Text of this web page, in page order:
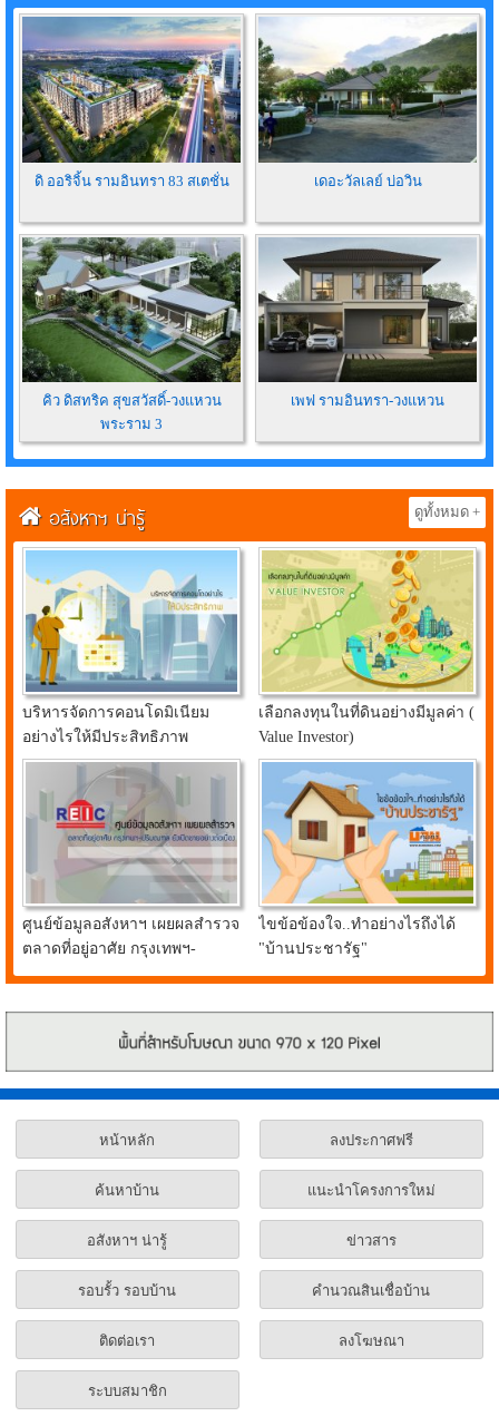
ดิ ออริจิ้น รามอินทรา 83 สเตชั่น เดอะวัลเลย์ บ่อวิน
คิว ดิสทริค สุขสวัสดิ์-วงแหวน
พระราม 3
เพฟ รามอินทรา-วงแหวน
อสังหาฯ น่ารู้ ดูทั้งหมด +
บริหารจัดการคอนโดมิเนียม
อย่างไรให้มีประสิทธิภาพ
เลือกลงทุนในที่ดินอย่างมีมูลค่า (
Value Investor)
ศูนย์ข้อมูลอสังหาฯ เผยผลสำรวจ
ตลาดที่อยู่อาศัย กรุงเทพฯ-
ปริมณฑล ยังเปิดขายอย่างต่อ
ไขข้อข้องใจ..ทำอย่างไรถึงได้
"บ้านประชารัฐ"
หน้าหลัก ลงประกาศฟรี
ค้นหาบ้าน แนะนำโครงการใหม่
อสังหาฯ น่ารู้ ข่าวสาร
รอบรั้ว รอบบ้าน คำนวณสินเชื่อบ้าน
ติดต่อเรา ลงโฆษณา
ระบบสมาชิก